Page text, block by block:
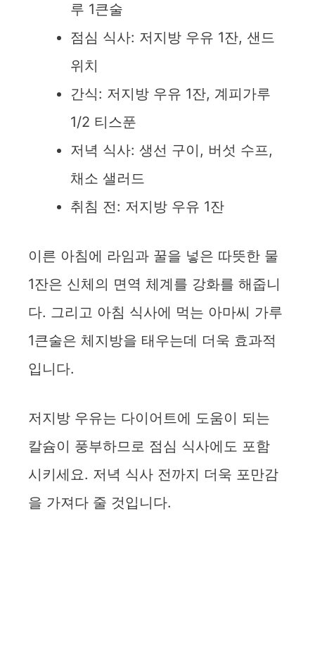
루 1큰술
점심 식사: 저지방 우유 1잔, 샌드
위치
간식: 저지방 우유 1잔, 계피가루
1/2 티스푼
저녁 식사: 생선 구이, 버섯 수프,
채소 샐러드
취침 전: 저지방 우유 1잔
이른 아침에 라임과 꿀을 넣은 따뜻한 물
1잔은 신체의 면역 체계를 강화를 해줍니
다. 그리고 아침 식사에 먹는 아마씨 가루
1큰술은 체지방을 태우는데 더욱 효과적
입니다.
저지방 우유는 다이어트에 도움이 되는
칼슘이 풍부하므로 점심 식사에도 포함
시키세요. 저녁 식사 전까지 더욱 포만감
을 가져다 줄 것입니다.